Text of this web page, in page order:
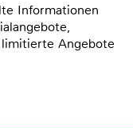
Informationen
Angebote